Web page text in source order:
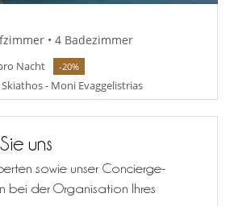
• 4 Badezimmer
Nacht -20%
- Moni Evaggelistrias
uns
sowie unser Concierge-
bei der Organisation Ihres